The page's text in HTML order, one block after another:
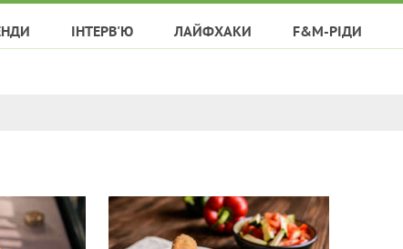
ІНТЕРВ'Ю ЛАЙФХАКИ F&M-РІДИ